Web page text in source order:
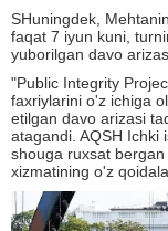
SHuningdek,
faqat 7 iyun kuni,
yuborilgan davo
"Public Integrity
faxriylarini o'z ichiga
etilgan davo arizasi
atagandi. AQSH Ichki
shouga ruxsat
xizmatining o'z